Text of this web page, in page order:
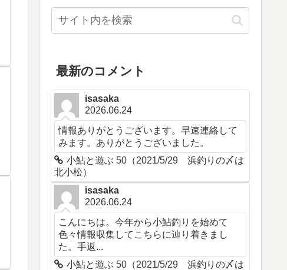
最新のコメント
isasaka
2026.06.24
情報ありがとうございます。早速連絡して
みます。ありがとうございました。
小鮎と遊ぶ 50（2021/5/29 浜釣りの〆は
北小松）
isasaka
2026.06.24
こんにちは。今年から小鮎釣りを始めて
色々情報収集してこちらに辿り着きまし
た。手返...
小鮎と遊ぶ 50（2021/5/29 浜釣りの〆は